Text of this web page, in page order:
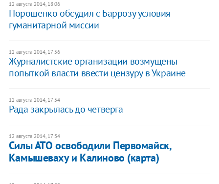
12 августа 2014, 18:06
Порошенко обсудил с Баррозу условия
гуманитарной миссии
12 августа 2014, 17:56
Журналистские организации возмущены
попыткой власти ввести цензуру в Украине
12 августа 2014, 17:54
Рада закрылась до четверга
12 августа 2014, 17:34
Силы АТО освободили Первомайск,
Камышеваху и Калиново (карта)